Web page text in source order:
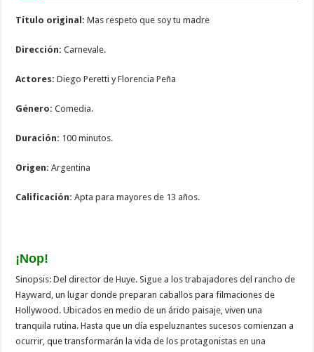
Título original: Mas respeto que soy tu madre
Dirección: Carnevale.
Actores: Diego Peretti y Florencia Peña
Género: Comedia.
Duración: 100 minutos.
Origen: Argentina
Calificación: Apta para mayores de 13 años.
¡Nop!
Sinopsis: Del director de Huye. Sigue a los trabajadores del rancho de
Hayward, un lugar donde preparan caballos para filmaciones de
Hollywood. Ubicados en medio de un árido paisaje, viven una
tranquila rutina. Hasta que un día espeluznantes sucesos comienzan a
ocurrir, que transformarán la vida de los protagonistas en una